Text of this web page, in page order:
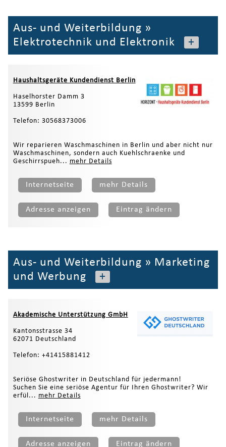
Aus- und Weiterbildung »
Elektrotechnik und Elektronik
+
Haushaltsgeräte Kundendienst Berlin
Haselhorster Damm 3
13599 Berlin
Telefon: 30568373006
Wir reparieren Waschmaschinen in Berlin und aber nicht nur
Waschmaschinen, sondern auch Kuehlschraenke und
Geschirrspueh... mehr Details
Internetseite mehr Details
Adresse anzeigen Eintrag ändern
Aus- und Weiterbildung » Marketing
und Werbung
+
Akademische Unterstützung GmbH
Kantonsstrasse 34
62071 Deutschland
Telefon: +41415881412
Seriöse Ghostwriter in Deutschland für jedermann!
Suchen Sie eine seriöse Agentur für Ihren Ghostwriter? Wir
erfül... mehr Details
Internetseite mehr Details
Adresse anzeigen Eintrag ändern